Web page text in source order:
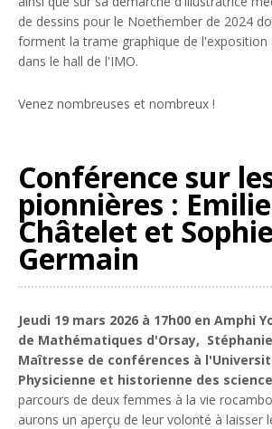
de dessins pour le Noethember de 2024
forment la trame graphique de
dans le hall de l'IMO.
Venez nombreuses et nombreux !
Conférence sur
pionnières :
Châtelet et Sophie
Germain
Jeudi 19 mars 2026 à 17h00 en Amphi
de Mathématiques d'Orsay,
Maîtresse de conférences à
Physicienne et historienne des
parcours de deux femmes à la vie
aurons un aperçu de leur volonté à laisser